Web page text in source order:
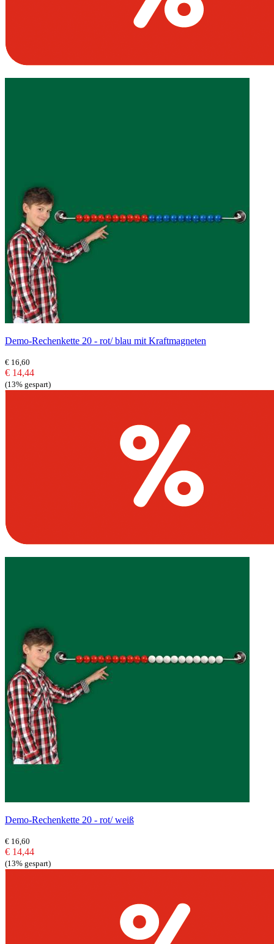
Demo-Rechenkette 20 - rot/ blau mit Kraftmagneten
€ 16,60
€ 14,44
(13% gespart)
Demo-Rechenkette 20 - rot/ weiß
€ 16,60
€ 14,44
(13% gespart)